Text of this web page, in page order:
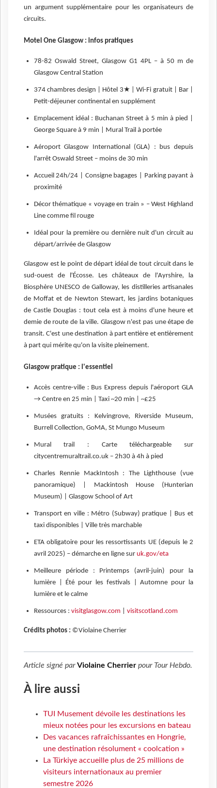
un argument supplémentaire pour les organisateurs de
circuits.
Motel One Glasgow : infos pratiques
78-82 Oswald Street, Glasgow G1 4PL – à 50 m de
Glasgow Central Station
374 chambres design | Hôtel 3★ | Wi-Fi gratuit | Bar |
Petit-déjeuner continental en supplément
Emplacement idéal : Buchanan Street à 5 min à pied |
George Square à 9 min | Mural Trail à portée
Aéroport Glasgow International (GLA) : bus depuis
l'arrêt Oswald Street – moins de 30 min
Accueil 24h/24 | Consigne bagages | Parking payant à
proximité
Décor thématique « voyage en train » – West Highland
Line comme fil rouge
Idéal pour la première ou dernière nuit d'un circuit au
départ/arrivée de Glasgow
Glasgow est le point de départ idéal de tout circuit dans le
sud-ouest de l'Écosse. Les châteaux de l'Ayrshire, la
Biosphère UNESCO de Galloway, les distilleries artisanales
de Moffat et de Newton Stewart, les jardins botaniques
de Castle Douglas : tout cela est à moins d'une heure et
demie de route de la ville. Glasgow n'est pas une étape de
transit. C'est une destination à part entière et entièrement
à part qui mérite qu'on la visite pleinement.
Glasgow pratique : l'essentiel
Accès centre-ville : Bus Express depuis l'aéroport GLA
→ Centre en 25 min | Taxi ~20 min | ~£25
Musées gratuits : Kelvingrove, Riverside Museum,
Burrell Collection, GoMA, St Mungo Museum
Mural trail : Carte téléchargeable sur
citycentremuraltrail.co.uk – 2h30 à 4h à pied
Charles Rennie MackIntosh : The Lighthouse (vue
panoramique) | Mackintosh House (Hunterian
Museum) | Glasgow School of Art
Transport en ville : Métro (Subway) pratique | Bus et
taxi disponibles | Ville très marchable
ETA obligatoire pour les ressortissants UE (depuis le 2
avril 2025) – démarche en ligne sur uk.gov/eta
Meilleure période : Printemps (avril-juin) pour la
lumière | Été pour les festivals | Automne pour la
lumière et le calme
Ressources : visitglasgow.com visitscotland.com
Crédits photos : ©Violaine Cherrier
Article signé parViolaine Cherrier pour Tour Hebdo.
À lire aussi
TUI Musement dévoile les destinations les
mieux notées pour les excursions en bateau
Des vacances rafraîchissantes en Hongrie,
une destination résolument « coolcation »
La Türkiye accueille plus de 25 millions de
visiteurs internationaux au premier
semestre 2026